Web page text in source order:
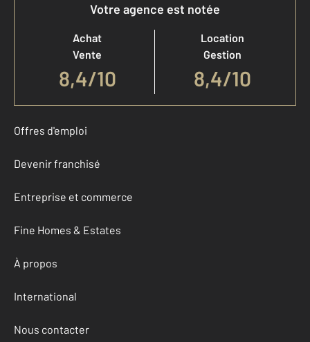
Votre agence est notée
Achat
Vente
8,4/10
Location
Gestion
8,4/10
Offres d'emploi
Devenir franchisé
Entreprise et commerce
Fine Homes & Estates
À propos
International
Nous contacter